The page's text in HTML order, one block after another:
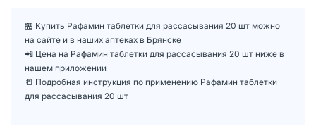
🏪 Купить Рафамин таблетки для рассасывания 20 шт можно
на сайте и в наших аптеках в Брянске
📲 Цена на Рафамин таблетки для рассасывания 20 шт ниже в
нашем приложении
📒 Подробная инструкция по применению Рафамин таблетки
для рассасывания 20 шт